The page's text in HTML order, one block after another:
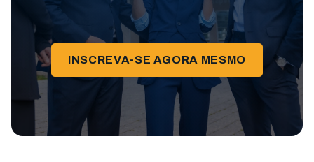
INSCREVA-SE AGORA MESMO